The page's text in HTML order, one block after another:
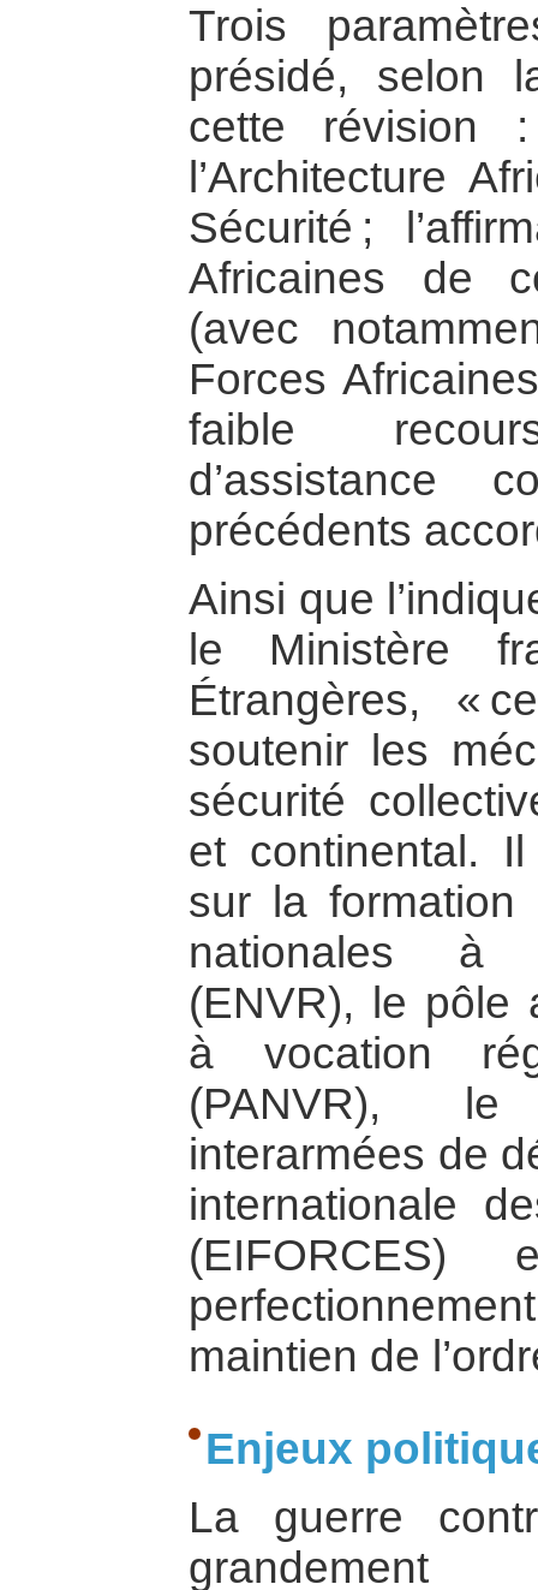
Trois
présidé, selon
cette révision
l’Architecture
Sécurité ;
Africaines de
(avec
Forces
faible
d’assistance
précédents
Ainsi que
le Ministère
Étrangères, «
soutenir les
sécurité
et continental.
sur la
nationales à
(ENVR), le pôle
à vocation
(PANVR),
interarmées de
internationale
maintien de
Enjeux
La guerre